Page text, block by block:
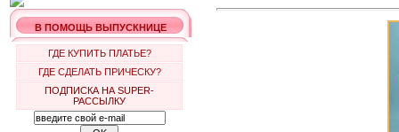
В ПОМОЩЬ ВЫПУСКНИЦЕ
ГДЕ КУПИТЬ ПЛАТЬЕ?
ГДЕ СДЕЛАТЬ ПРИЧЕСКУ?
ПОДПИСКА НА SUPER-
РАССЫЛКУ